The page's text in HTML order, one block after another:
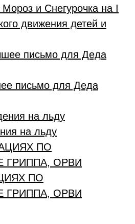
и Снегурочка на I
движения детей и
письмо для Деда
на льду
ПО
ГРИППА, ОРВИ